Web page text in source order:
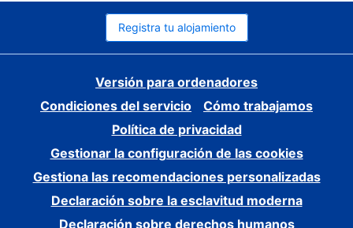
Registra tu alojamiento
Versión para ordenadores
Condiciones del servicio
Cómo trabajamos
Política de privacidad
Gestionar la configuración de las cookies
Gestiona las recomendaciones personalizadas
Declaración sobre la esclavitud moderna
Declaración sobre derechos humanos